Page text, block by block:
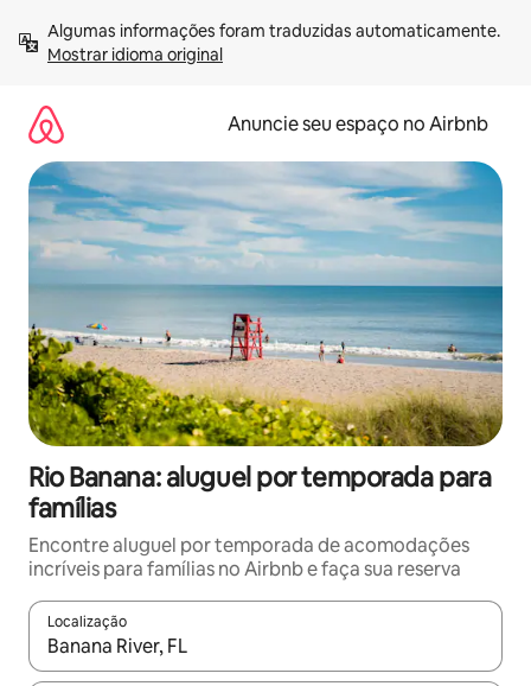
para
Mostrar idioma original
Anuncie seu espaço no Airbnb
Rio Banana: aluguel por temporada para
famílias
Encontre aluguel por temporada de acomodações
incríveis para famílias no Airbnb e faça sua reserva
Localização
Quando os resultados estiverem disponíveis, explore-os